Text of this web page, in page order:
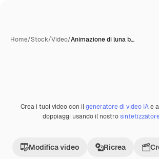
Home/Stock/Video/Animazione di luna b…
PremiumCreata con IA
Crea i tuoi video con ilgeneratore di video IAe
doppiaggi usando il nostro
Modifica video Ricrea